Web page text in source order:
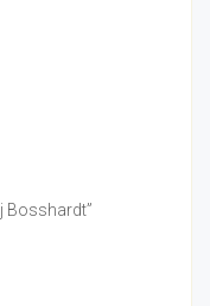
Bosshardt”